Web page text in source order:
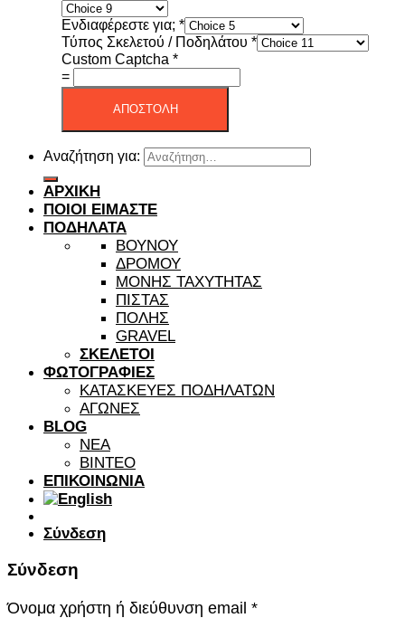
Ενδιαφέρεστε για; *
Τύπος Σκελετού / Ποδηλάτου *
Custom Captcha *
=
ΑΠΟΣΤΟΛΗ
Αναζήτηση για:
ΑΡΧΙΚΗ
ΠΟΙΟΙ ΕΙΜΑΣΤΕ
ΠΟΔΗΛΑΤΑ
ΒΟΥΝΟΥ
ΔΡΟΜΟΥ
ΜΟΝΗΣ ΤΑΧΥΤΗΤΑΣ
ΠΙΣΤΑΣ
ΠΟΛΗΣ
GRAVEL
ΣΚΕΛΕΤΟΙ
ΦΩΤΟΓΡΑΦΙΕΣ
ΚΑΤΑΣΚΕΥΕΣ ΠΟΔΗΛΑΤΩΝ
ΑΓΩΝΕΣ
BLOG
ΝΕΑ
ΒΙΝΤΕΟ
ΕΠΙΚΟΙΝΩΝΙΑ
Σύνδεση
Σύνδεση
Όνομα χρήστη ή διεύθυνση email *